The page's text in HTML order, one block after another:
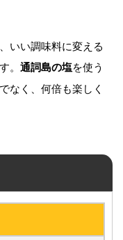
いい調味料に変える
通詞島の塩を使う
なく、何倍も楽しく